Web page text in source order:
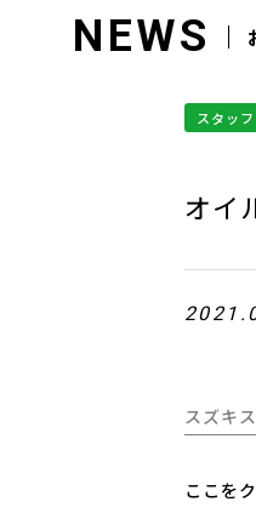
NEWS
スタッ
オイ
スズキ
ここを